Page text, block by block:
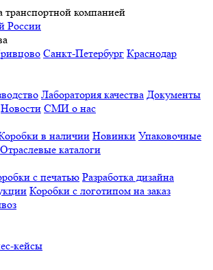
транспортной компанией
России
Санкт-Петербург Краснодар
Лаборатория качества Документы
Новости СМИ о нас
в наличии Новинки Упаковочные
Отраслевые каталоги
с печатью Разработка дизайна
Коробки с логотипом на заказ
кейсы